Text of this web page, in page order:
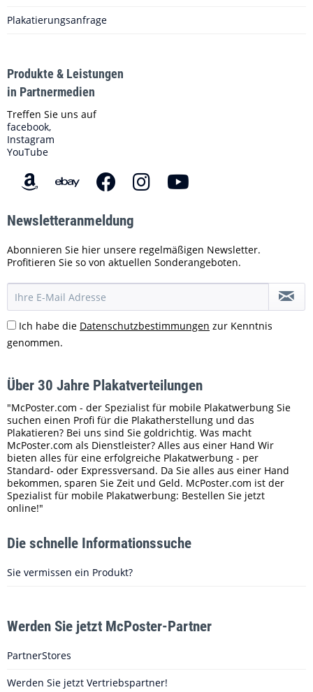
Plakatierungsanfrage
Produkte & Leistungen
in Partnermedien
Treffen Sie uns auf
facebook,
Instagram
YouTube
Newsletteranmeldung
Abonnieren Sie hier unsere regelmäßigen Newsletter.
Profitieren Sie so von aktuellen Sonderangeboten.
Ich habe die Datenschutzbestimmungen zur Kenntnis
genommen.
Über 30 Jahre Plakatverteilungen
"McPoster.com - der Spezialist für mobile Plakatwerbung Sie
suchen einen Profi für die Plakatherstellung und das
Plakatieren? Bei uns sind Sie goldrichtig. Was macht
McPoster.com als Dienstleister? Alles aus einer Hand Wir
bieten alles für eine erfolgreiche Plakatwerbung - per
Standard- oder Expressversand. Da Sie alles aus einer Hand
bekommen, sparen Sie Zeit und Geld. McPoster.com ist der
Spezialist für mobile Plakatwerbung: Bestellen Sie jetzt
online!"
Die schnelle Informationssuche
Sie vermissen ein Produkt?
Werden Sie jetzt McPoster-Partner
PartnerStores
Werden Sie jetzt Vertriebspartner!